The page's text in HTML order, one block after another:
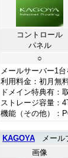
コントロール
パネル
○
メールサーバー1
利用料金：初月無
ドメイン特典有：
ストレージ容量：
機能（その他）：
KAGOYA メール
画像